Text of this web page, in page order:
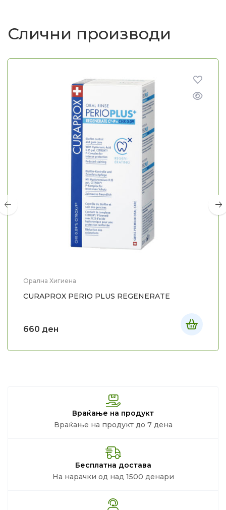
Слични производи
Орална Хигиена
CURAPROX PERIO PLUS REGENERATE
660 ден
Враќање на продукт
Враќање на продукт до 7 дена
Бесплатна достава
На нарачки од над 1500 денари